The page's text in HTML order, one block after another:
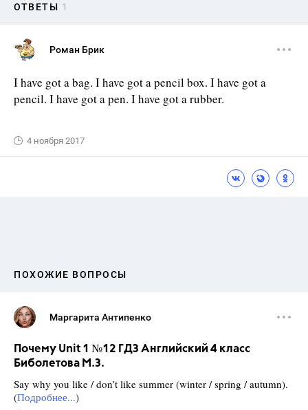
ОТВЕТЫ 1
Роман Брик
I have got a bag. I have got a pencil box. I have got a
pencil. I have got a pen. I have got a rubber.
4 ноября 2017
ПОХОЖИЕ ВОПРОСЫ
Маргарита Антипенко
Почему Unit 1 №12 ГДЗ Английский 4 класс
Биболетова М.З.
Say why you like / don’t like summer (winter / spring / autumn).
(Подробнее...)